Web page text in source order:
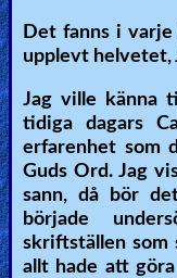
Det fanns i
upplevt helvetet,
Jag ville känna
tidiga dagars
erfarenhet som
Guds Ord. Jag
sann, då bör
började
skriftställen som
allt hade att